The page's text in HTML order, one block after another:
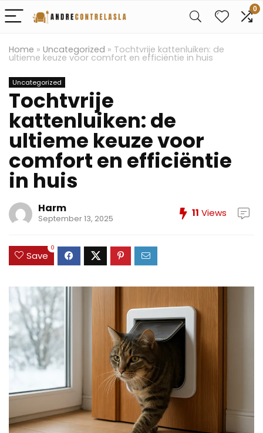
0
Home » Uncategorized » Tochtvrije kattenluiken: de
ultieme keuze voor comfort en efficiëntie in huis
Uncategorized
Tochtvrije
kattenluiken: de
ultieme keuze voor
comfort en efficiëntie
in huis
Harm
September 13, 2025 11 Views
Save
0